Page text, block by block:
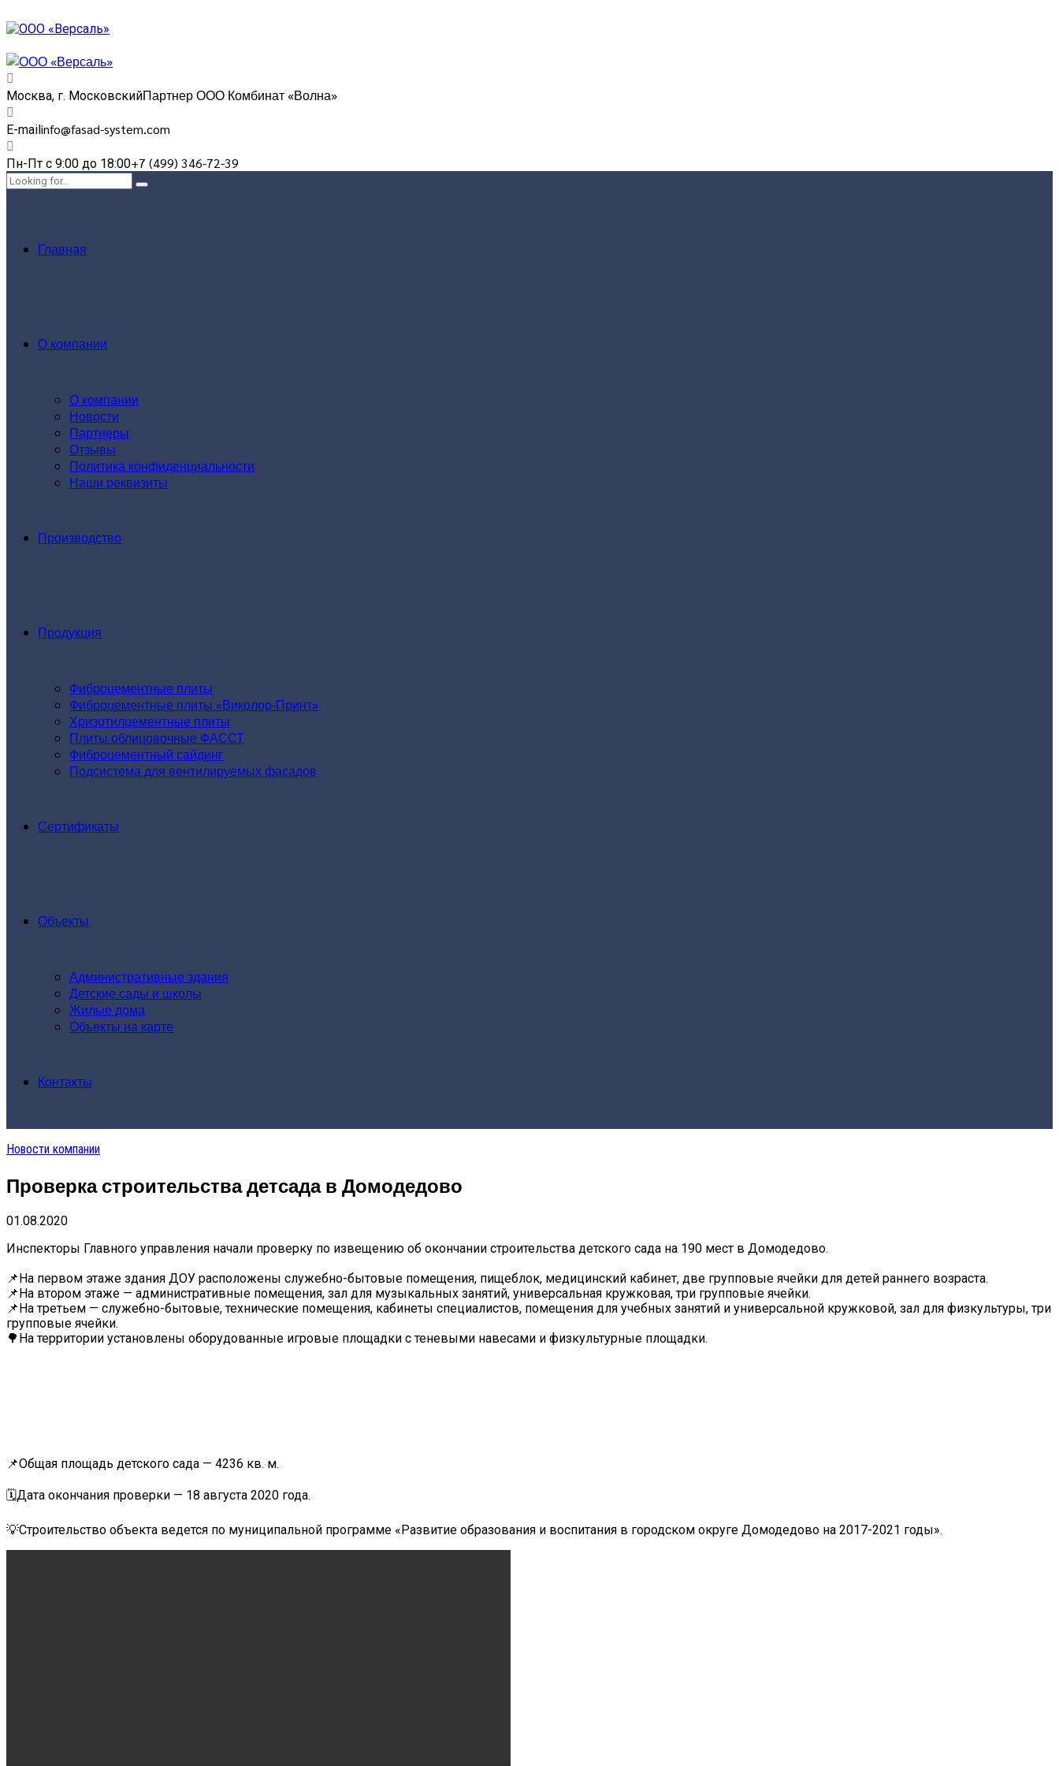
Москва, г. МосковскийПартнер ООО Комбинат «Волна»
E-mailinfo@fasad-system.com
Пн-Пт с 9:00 до 18:00+7 (499) 346-72-39
Главная
О компании
О компании
Новости
Партнеры
Отзывы
Политика конфиденциальности
Наши реквизиты
Производство
Продукция
Фиброцементные плиты
Фиброцементные плиты «Виколор-Принт»
Хризотилцементные плиты
Плиты облицовочные ФАССТ
Фиброцементный сайдинг
Подсистема для вентилируемых фасадов
Сертификаты
Объекты
Административные здания
Детские сады и школы
Жилые дома
Объекты на карте
Контакты
Новости компании
Проверка строительства детсада в Домодедово
01.08.2020
Инспекторы Главного управления начали проверку по извещению об окончании строительства детского сада на 190 мест в Домодедово.
📌На первом этаже здания ДОУ расположены служебно-бытовые помещения, пищеблок, медицинский кабинет, две групповые ячейки для детей раннего возраста.
📌На втором этаже — административные помещения, зал для музыкальных занятий, универсальная кружковая, три групповые ячейки.
📌На третьем — служебно-бытовые, технические помещения, кабинеты специалистов, помещения для учебных занятий и универсальной кружковой, зал для физкультуры, три
групповые ячейки.
🌳На территории установлены оборудованные игровые площадки с теневыми навесами и физкультурные площадки.
📌Общая площадь детского сада — 4236 кв. м.
🗓Дата окончания проверки — 18 августа 2020 года.
💡Строительство объекта ведется по муниципальной программе «Развитие образования и воспитания в городском округе Домодедово на 2017-2021 годы».